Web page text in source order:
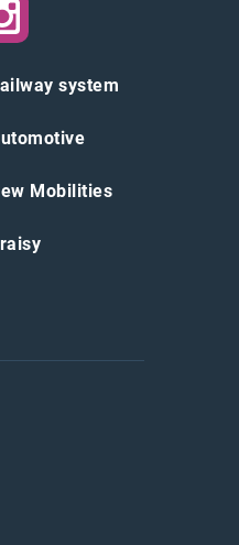
system
Mobilities